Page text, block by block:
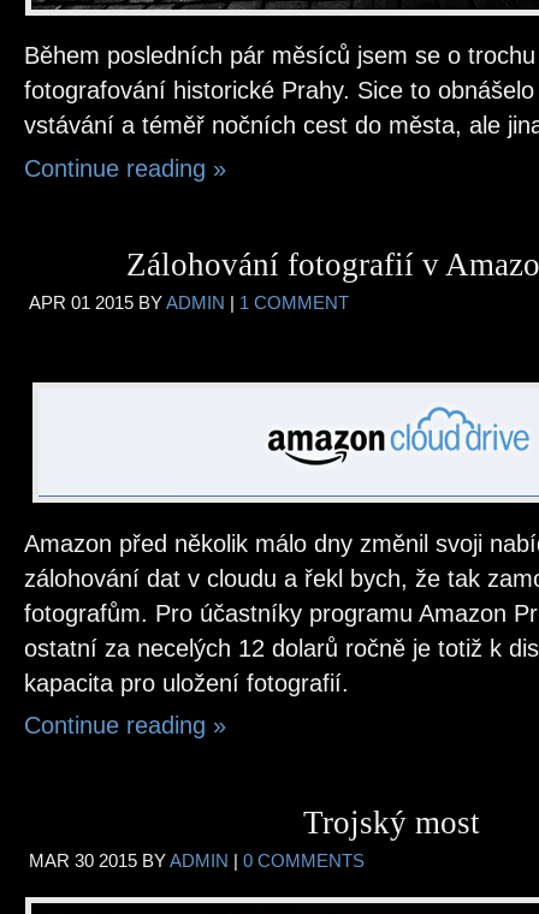
Během posledních pár měsíců jsem se o
fotografování historické Prahy. Sice to
vstávání a téměř nočních cest do města, ale
Continue reading »
Zálohování fotografií v
APR 01 2015 BYADMIN | 1 COMMENT
Amazon před několik málo dny změnil svoji
zálohování dat v cloudu a řekl bych, že tak
fotografům. Pro účastníky programu Amazon
ostatní za necelých 12 dolarů ročně je totiž k
kapacita pro uložení fotografií.
Continue reading »
Trojský most
MAR 30 2015 BYADMIN | 0 COMMENTS